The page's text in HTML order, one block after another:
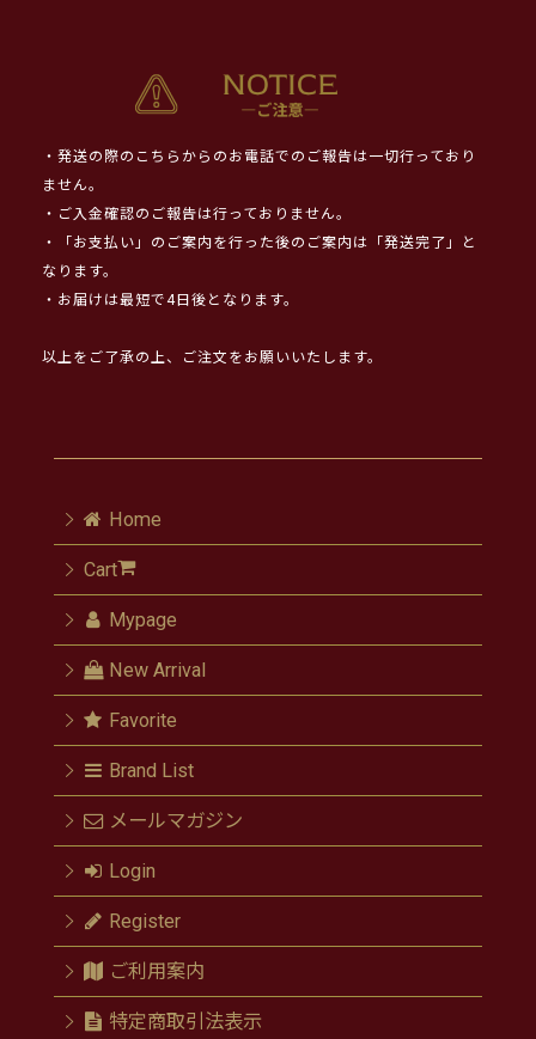
・発送の際のこちらからのお電話でのご報告は一切行っており
ません。
・ご入金確認のご報告は行っておりません。
・「お支払い」のご案内を行った後のご案内は「発送完了」と
なります。
・お届けは最短で4日後となります。
以上をご了承の上、ご注文をお願いいたします。
Home
Cart
Mypage
New Arrival
Favorite
Brand List
メールマガジン
Login
Register
ご利用案内
特定商取引法表示